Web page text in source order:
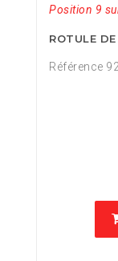
Position 9
ROTULE
Référence